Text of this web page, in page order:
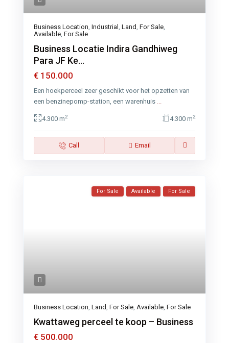
Business Location,Industrial,Land,For Sale,
Available,For Sale
Business Locatie Indira Gandhiweg
Para JF Ke...
€ 150.000
Een hoekperceel zeer geschikt voor het opzetten van
een benzinepomp-station, een warenhuis ...
4.300 m2 4.300 m2
Call Email
For Sale Available For Sale
Business Location,Land,For Sale,Available,For Sale
Kwattaweg perceel te koop – Business
€ 500.000